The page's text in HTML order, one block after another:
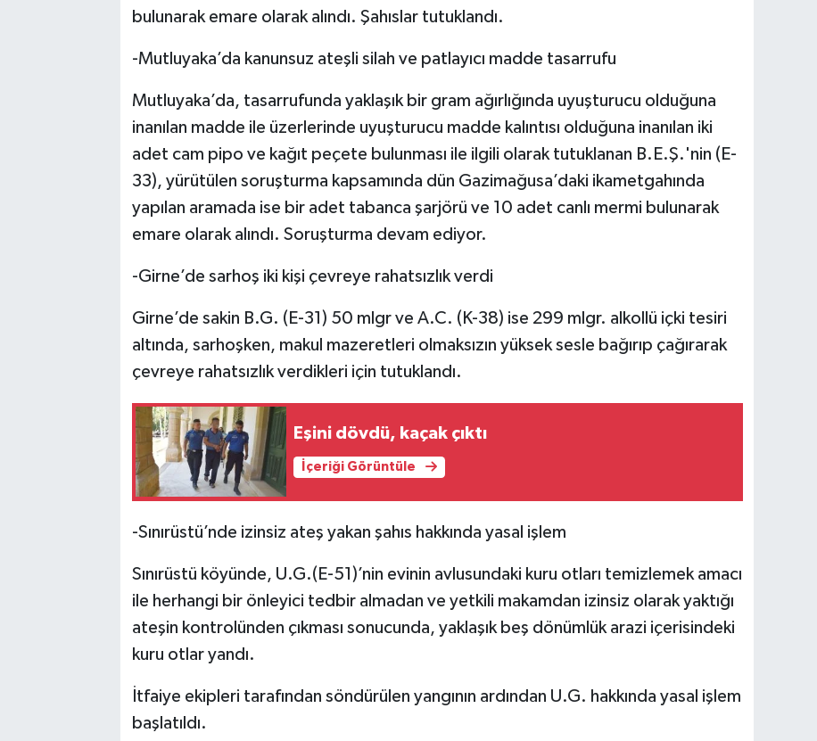
bulunarak emare olarak alındı. Şahıslar tutuklandı.
-Mutluyaka’da kanunsuz ateşli silah ve patlayıcı madde tasarrufu
Mutluyaka’da, tasarrufunda yaklaşık bir gram ağırlığında uyuşturucu olduğuna
inanılan madde ile üzerlerinde uyuşturucu madde kalıntısı olduğuna inanılan iki
adet cam pipo ve kağıt peçete bulunması ile ilgili olarak tutuklanan B.E.Ş.'nin (E-
33), yürütülen soruşturma kapsamında dün Gazimağusa’daki ikametgahında
yapılan aramada ise bir adet tabanca şarjörü ve 10 adet canlı mermi bulunarak
emare olarak alındı. Soruşturma devam ediyor.
-Girne’de sarhoş iki kişi çevreye rahatsızlık verdi
Girne’de sakin B.G. (E-31) 50 mlgr ve A.C. (K-38) ise 299 mlgr. alkollü içki tesiri
altında, sarhoşken, makul mazeretleri olmaksızın yüksek sesle bağırıp çağırarak
çevreye rahatsızlık verdikleri için tutuklandı.
Eşini dövdü, kaçak çıktı
İçeriği Görüntüle
-Sınırüstü’nde izinsiz ateş yakan şahıs hakkında yasal işlem
Sınırüstü köyünde, U.G.(E-51)’nin evinin avlusundaki kuru otları temizlemek amacı
ile herhangi bir önleyici tedbir almadan ve yetkili makamdan izinsiz olarak yaktığı
ateşin kontrolünden çıkması sonucunda, yaklaşık beş dönümlük arazi içerisindeki
kuru otlar yandı.
İtfaiye ekipleri tarafından söndürülen yangının ardından U.G. hakkında yasal işlem
başlatıldı.